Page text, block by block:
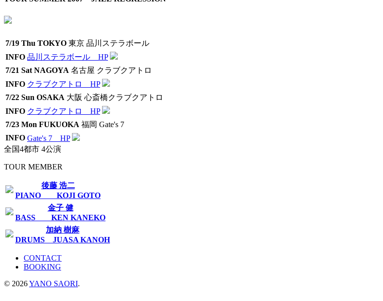
7/19 Thu TOKYO 東京 品川ステラボール
INFO 品川ステラボール HP
7/21 Sat NAGOYA 名古屋 クラブクアトロ
INFO クラブクアトロ HP
7/22 Sun OSAKA 大阪 心斎橋クラブクアトロ
INFO クラブクアトロ HP
7/23 Mon FUKUOKA 福岡 Gate's 7
INFO Gate's 7 HP
全国4都市 4公演
TOUR MEMBER
後藤 浩二
PIANO KOJI GOTO
金子 健
BASS KEN KANEKO
加納 樹麻
DRUMS JUASA KANOH
CONTACT
BOOKING
© 2026YANO SAORI.